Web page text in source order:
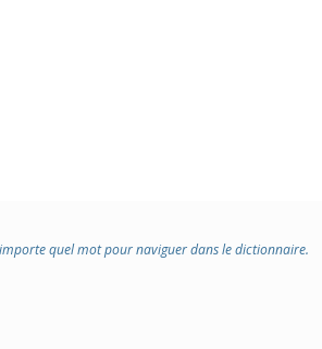
quel mot pour naviguer dans le dictionnaire.